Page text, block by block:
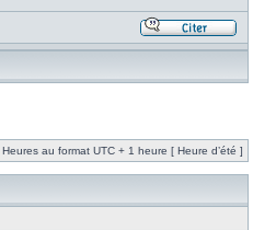
Heures au format UTC + 1 heure [ Heure d’été ]